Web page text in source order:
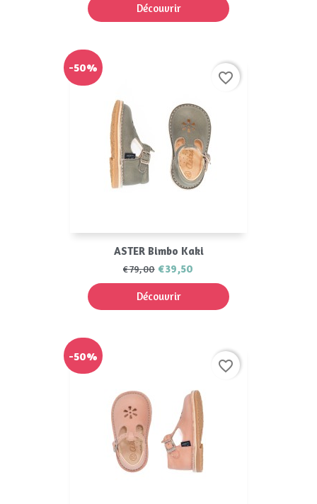
Découvrir
ASTER Bimbo Kaki
€79,00 €39,50
Découvrir
-50%
favorite_border
-50%
favorite_border